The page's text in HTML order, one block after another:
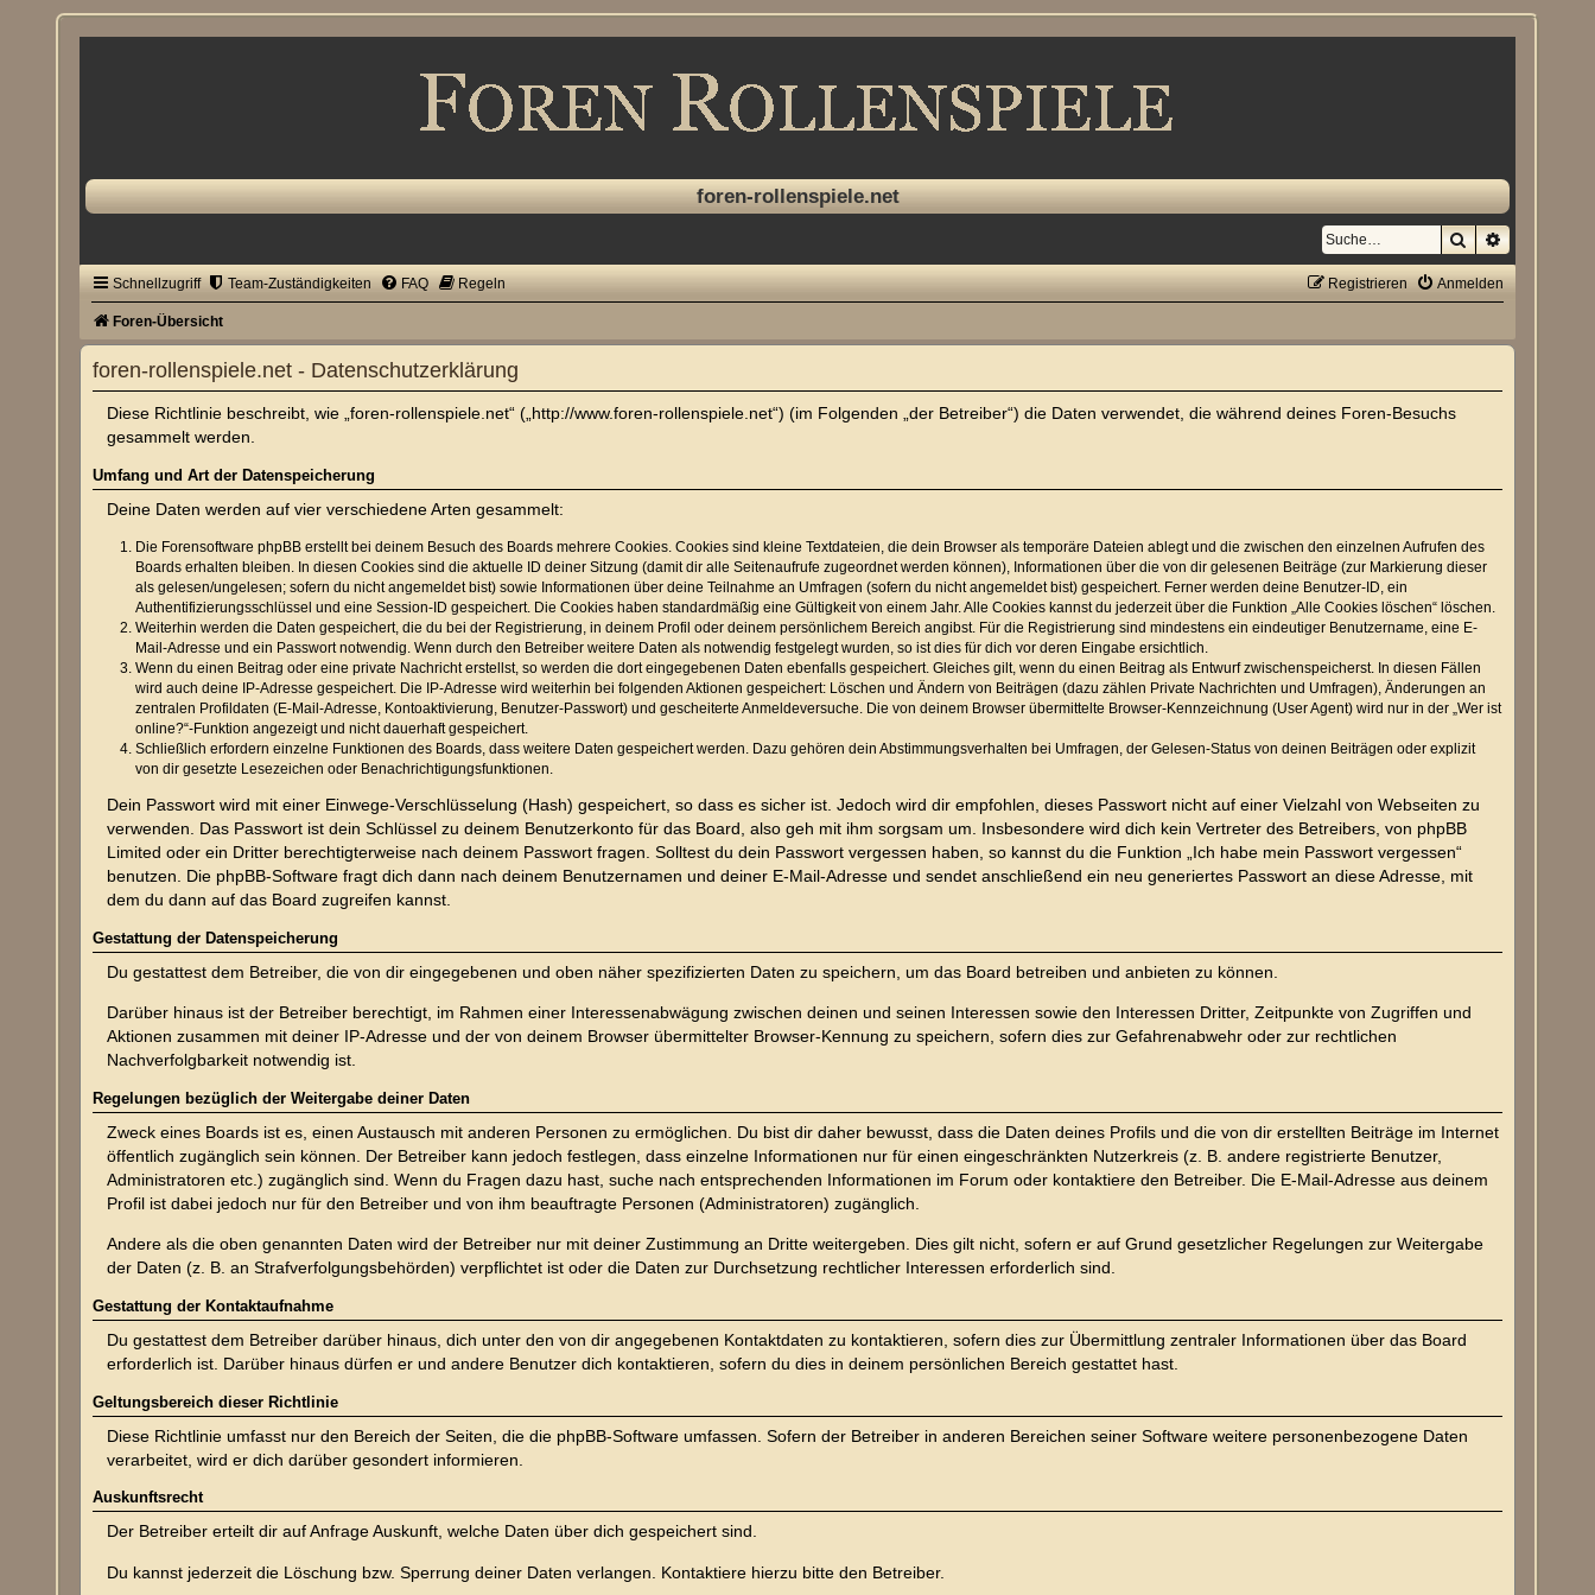
foren-rollenspiele.net
SucheErweiterte
Schnellzugriff Team-Zuständigkeiten FAQ Regeln Anmelden
Registrieren
Foren-Übersicht
foren-rollenspiele.net - Datenschutzerklärung
Diese Richtlinie beschreibt, wie „foren-rollenspiele.net“ („http://www.foren-rollenspiele.net“) (im Folgenden „der Betreiber“) die Daten verwendet, die während deines Foren-Besuchs
gesammelt werden.
Umfang und Art der Datenspeicherung
Deine Daten werden auf vier verschiedene Arten gesammelt:
Die Forensoftware phpBB erstellt bei deinem Besuch des Boards mehrere Cookies. Cookies sind kleine Textdateien, die dein Browser als temporäre Dateien ablegt und die zwischen den einzelnen Aufrufen des
Boards erhalten bleiben. In diesen Cookies sind die aktuelle ID deiner Sitzung (damit dir alle Seitenaufrufe zugeordnet werden können), Informationen über die von dir gelesenen Beiträge (zur Markierung dieser
als gelesen/ungelesen; sofern du nicht angemeldet bist) sowie Informationen über deine Teilnahme an Umfragen (sofern du nicht angemeldet bist) gespeichert. Ferner werden deine Benutzer-ID, ein
Authentifizierungsschlüssel und eine Session-ID gespeichert. Die Cookies haben standardmäßig eine Gültigkeit von einem Jahr. Alle Cookies kannst du jederzeit über die Funktion „Alle Cookies löschen“ löschen.
Weiterhin werden die Daten gespeichert, die du bei der Registrierung, in deinem Profil oder deinem persönlichem Bereich angibst. Für die Registrierung sind mindestens ein eindeutiger Benutzername, eine E-
Mail-Adresse und ein Passwort notwendig. Wenn durch den Betreiber weitere Daten als notwendig festgelegt wurden, so ist dies für dich vor deren Eingabe ersichtlich.
Wenn du einen Beitrag oder eine private Nachricht erstellst, so werden die dort eingegebenen Daten ebenfalls gespeichert. Gleiches gilt, wenn du einen Beitrag als Entwurf zwischenspeicherst. In diesen Fällen
wird auch deine IP-Adresse gespeichert. Die IP-Adresse wird weiterhin bei folgenden Aktionen gespeichert: Löschen und Ändern von Beiträgen (dazu zählen Private Nachrichten und Umfragen), Änderungen an
zentralen Profildaten (E-Mail-Adresse, Kontoaktivierung, Benutzer-Passwort) und gescheiterte Anmeldeversuche. Die von deinem Browser übermittelte Browser-Kennzeichnung (User Agent) wird nur in der „Wer ist
online?“-Funktion angezeigt und nicht dauerhaft gespeichert.
Schließlich erfordern einzelne Funktionen des Boards, dass weitere Daten gespeichert werden. Dazu gehören dein Abstimmungsverhalten bei Umfragen, der Gelesen-Status von deinen Beiträgen oder explizit
von dir gesetzte Lesezeichen oder Benachrichtigungsfunktionen.
Dein Passwort wird mit einer Einwege-Verschlüsselung (Hash) gespeichert, so dass es sicher ist. Jedoch wird dir empfohlen, dieses Passwort nicht auf einer Vielzahl von Webseiten zu
verwenden. Das Passwort ist dein Schlüssel zu deinem Benutzerkonto für das Board, also geh mit ihm sorgsam um. Insbesondere wird dich kein Vertreter des Betreibers, von phpBB
Limited oder ein Dritter berechtigterweise nach deinem Passwort fragen. Solltest du dein Passwort vergessen haben, so kannst du die Funktion „Ich habe mein Passwort vergessen“
benutzen. Die phpBB-Software fragt dich dann nach deinem Benutzernamen und deiner E-Mail-Adresse und sendet anschließend ein neu generiertes Passwort an diese Adresse, mit
dem du dann auf das Board zugreifen kannst.
Gestattung der Datenspeicherung
Du gestattest dem Betreiber, die von dir eingegebenen und oben näher spezifizierten Daten zu speichern, um das Board betreiben und anbieten zu können.
Darüber hinaus ist der Betreiber berechtigt, im Rahmen einer Interessenabwägung zwischen deinen und seinen Interessen sowie den Interessen Dritter, Zeitpunkte von Zugriffen und
Aktionen zusammen mit deiner IP-Adresse und der von deinem Browser übermittelter Browser-Kennung zu speichern, sofern dies zur Gefahrenabwehr oder zur rechtlichen
Nachverfolgbarkeit notwendig ist.
Regelungen bezüglich der Weitergabe deiner Daten
Zweck eines Boards ist es, einen Austausch mit anderen Personen zu ermöglichen. Du bist dir daher bewusst, dass die Daten deines Profils und die von dir erstellten Beiträge im Internet
öffentlich zugänglich sein können. Der Betreiber kann jedoch festlegen, dass einzelne Informationen nur für einen eingeschränkten Nutzerkreis (z. B. andere registrierte Benutzer,
Administratoren etc.) zugänglich sind. Wenn du Fragen dazu hast, suche nach entsprechenden Informationen im Forum oder kontaktiere den Betreiber. Die E-Mail-Adresse aus deinem
Profil ist dabei jedoch nur für den Betreiber und von ihm beauftragte Personen (Administratoren) zugänglich.
Andere als die oben genannten Daten wird der Betreiber nur mit deiner Zustimmung an Dritte weitergeben. Dies gilt nicht, sofern er auf Grund gesetzlicher Regelungen zur Weitergabe
der Daten (z. B. an Strafverfolgungsbehörden) verpflichtet ist oder die Daten zur Durchsetzung rechtlicher Interessen erforderlich sind.
Gestattung der Kontaktaufnahme
Du gestattest dem Betreiber darüber hinaus, dich unter den von dir angegebenen Kontaktdaten zu kontaktieren, sofern dies zur Übermittlung zentraler Informationen über das Board
erforderlich ist. Darüber hinaus dürfen er und andere Benutzer dich kontaktieren, sofern du dies in deinem persönlichen Bereich gestattet hast.
Geltungsbereich dieser Richtlinie
Diese Richtlinie umfasst nur den Bereich der Seiten, die die phpBB-Software umfassen. Sofern der Betreiber in anderen Bereichen seiner Software weitere personenbezogene Daten
verarbeitet, wird er dich darüber gesondert informieren.
Auskunftsrecht
Der Betreiber erteilt dir auf Anfrage Auskunft, welche Daten über dich gespeichert sind.
Du kannst jederzeit die Löschung bzw. Sperrung deiner Daten verlangen. Kontaktiere hierzu bitte den Betreiber.